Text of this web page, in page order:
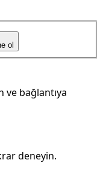
ol
bağlantıya
deneyin.